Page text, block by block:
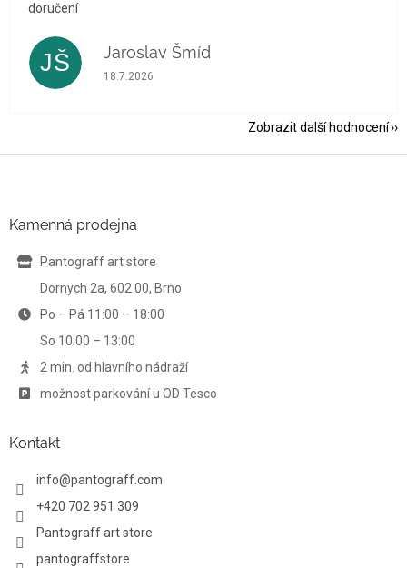
doručení
JŠ Jaroslav Šmíd
Hodnocení obchodu je 5 z 5 hvězdiček.
18.7.2026
Zobrazit další hodnocení
Kamenná prodejna
Pantograff art store
Dornych 2a, 602 00, Brno
Po – Pá 11:00 – 18:00
So 10:00 – 13:00
2 min. od hlavního nádraží
možnost parkování u OD Tesco
Kontakt
info@pantograff.com
+420 702 951 309
Pantograff art store
pantograffstore